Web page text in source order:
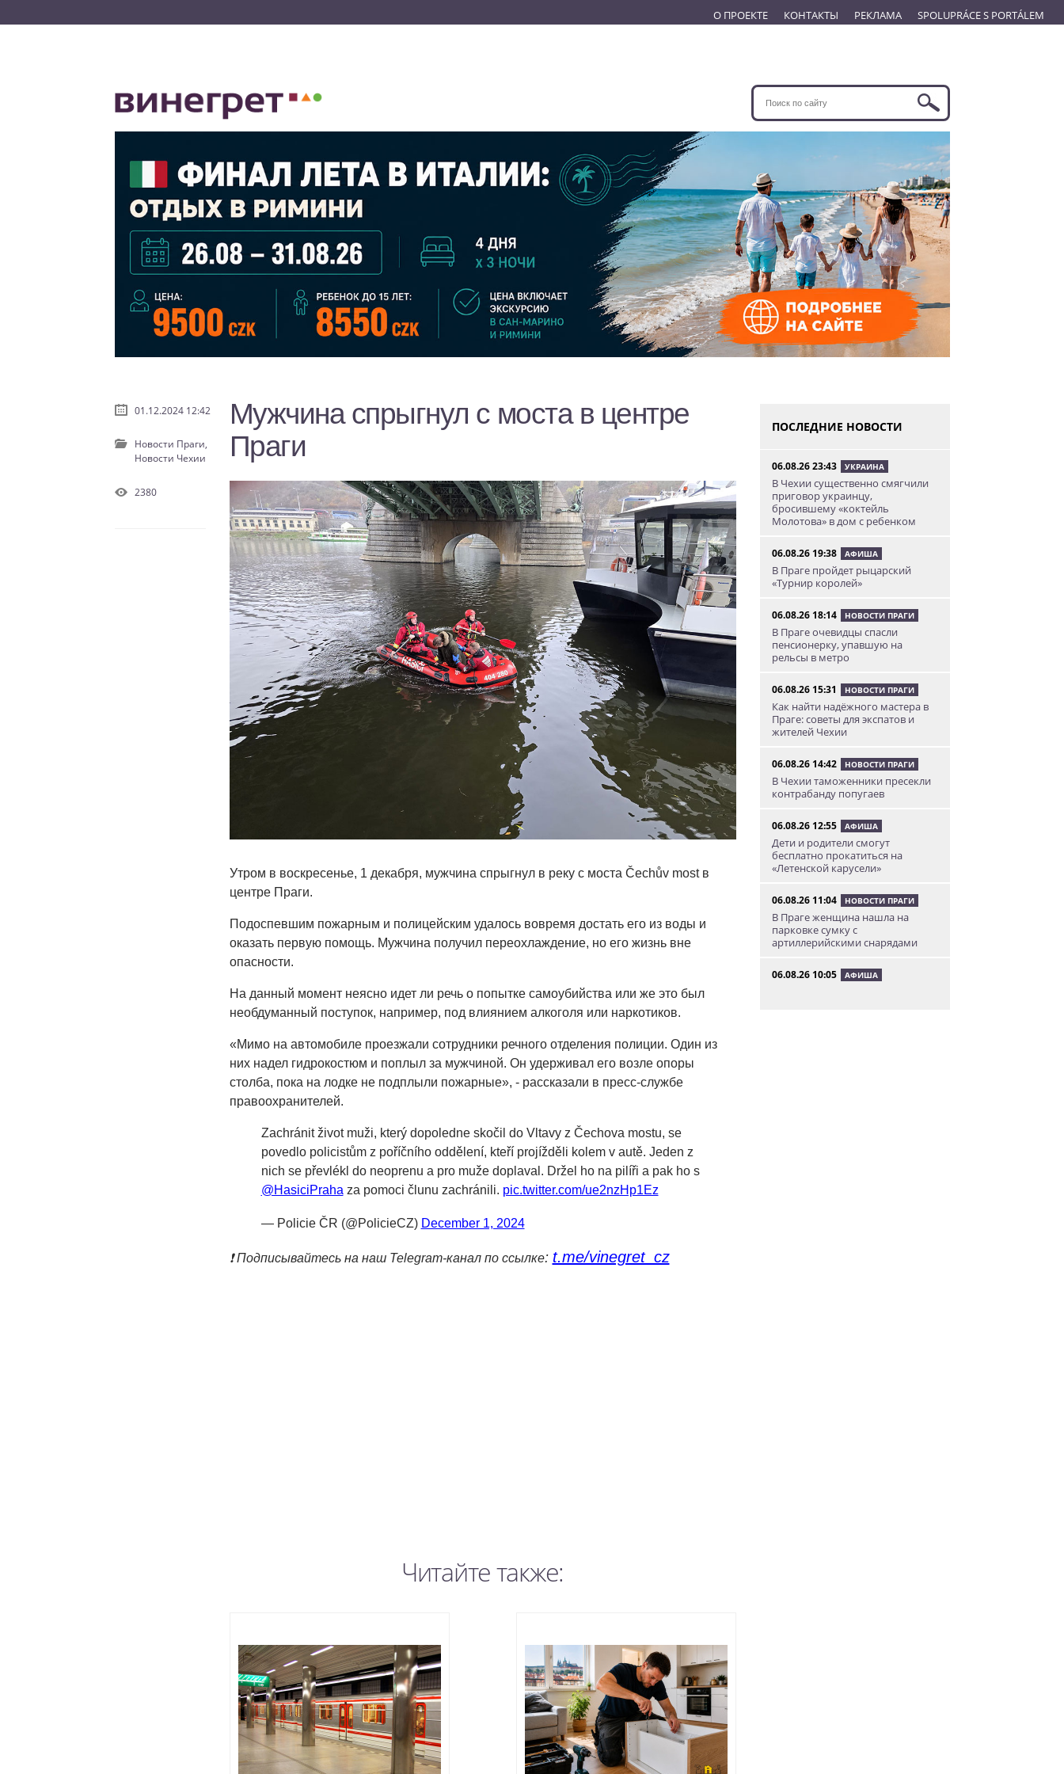
О ПРОЕКТЕ КОНТАКТЫ РЕКЛАМА SPOLUPRÁCE S PORTÁLEM
Мужчина спрыгнул с моста в центре
Праги
Утром в воскресенье, 1 декабря, мужчина спрыгнул в реку с моста Čechův most в
центре Праги.
Подоспевшим пожарным и полицейским удалось вовремя достать его из воды и
оказать первую помощь. Мужчина получил переохлаждение, но его жизнь вне
опасности.
На данный момент неясно идет ли речь о попытке самоубийства или же это был
необдуманный поступок, например, под влиянием алкоголя или наркотиков.
«Мимо на автомобиле проезжали сотрудники речного отделения полиции. Один из
них надел гидрокостюм и поплыл за мужчиной. Он удерживал его возле опоры
столба, пока на лодке не подплыли пожарные», - рассказали в пресс-службе
правоохранителей.
Zachránit život muži, který dopoledne skočil do Vltavy z Čechova mostu, se
povedlo policistům z poříčního oddělení, kteří projížděli kolem v autě. Jeden z
nich se převlékl do neoprenu a pro muže doplaval. Držel ho na pilíři a pak ho s
@HasiciPraha za pomoci člunu zachránili. pic.twitter.com/ue2nzHp1Ez
— Policie ČR (@PolicieCZ) December 1, 2024
❗️ Подписывайтесь на наш Telegram-канал по ссылке: t.me/vinegret_cz
Читайте также:
01.12.2024 12:42
Новости Праги,
Новости Чехии
2380
ПОСЛЕДНИЕ НОВОСТИ
06.08.26 23:43 УКРАИНА
В Чехии существенно смягчили
приговор украинцу,
бросившему «коктейль
Молотова» в дом с ребенком
06.08.26 19:38 АФИША
В Праге пройдет рыцарский
«Турнир королей»
06.08.26 18:14 НОВОСТИ ПРАГИ
В Праге очевидцы спасли
пенсионерку, упавшую на
рельсы в метро
06.08.26 15:31 НОВОСТИ ПРАГИ
Как найти надёжного мастера в
Праге: советы для экспатов и
жителей Чехии
06.08.26 14:42 НОВОСТИ ПРАГИ
В Чехии таможенники пресекли
контрабанду попугаев
06.08.26 12:55 АФИША
Дети и родители смогут
бесплатно прокатиться на
«Летенской карусели»
06.08.26 11:04 НОВОСТИ ПРАГИ
В Праге женщина нашла на
парковке сумку с
артиллерийскими снарядами
06.08.26 10:05 АФИША